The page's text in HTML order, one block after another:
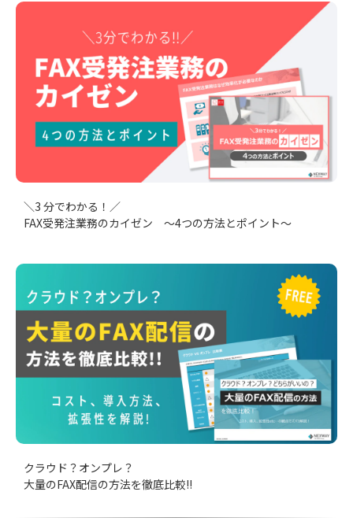
＼3 分でわかる！／
FAX受発注業務のカイゼン ～4つの方法とポイント～
クラウド？オンプレ？
大量のFAX配信の方法を徹底比較!!